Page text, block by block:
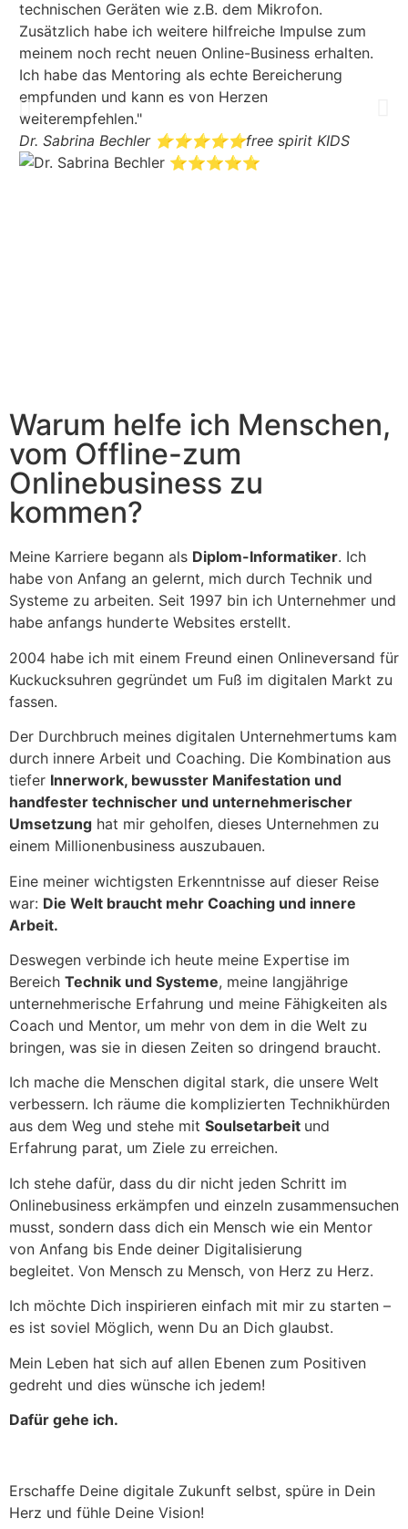
technischen Geräten wie z.B. dem Mikrofon.
Zusätzlich habe ich weitere hilfreiche Impulse zum
meinem noch recht neuen Online-Business erhalten.
Ich habe das Mentoring als echte Bereicherung
empfunden und kann es von Herzen
weiterempfehlen."
Dr. Sabrina Bechler ⭐️⭐️⭐️⭐️⭐️free spirit KIDS
Warum helfe ich Menschen,
vom Offline-zum
Onlinebusiness zu
kommen?
Meine Karriere begann als Diplom-Informatiker. Ich
habe von Anfang an gelernt, mich durch Technik und
Systeme zu arbeiten. Seit 1997 bin ich Unternehmer und
habe anfangs hunderte Websites erstellt.
2004 habe ich mit einem Freund einen Onlineversand für
Kuckucksuhren gegründet um Fuß im digitalen Markt zu
fassen.
Der Durchbruch meines digitalen Unternehmertums kam
durch innere Arbeit und Coaching. Die Kombination aus
tiefer Innerwork, bewusster Manifestation und
handfester technischer und unternehmerischer
Umsetzung hat mir geholfen, dieses Unternehmen zu
einem Millionenbusiness auszubauen.
Eine meiner wichtigsten Erkenntnisse auf dieser Reise
war: Die Welt braucht mehr Coaching und innere
Arbeit.
Deswegen verbinde ich heute meine Expertise im
Bereich Technik und Systeme, meine langjährige
unternehmerische Erfahrung und meine Fähigkeiten als
Coach und Mentor, um mehr von dem in die Welt zu
bringen, was sie in diesen Zeiten so dringend braucht.
Ich mache die Menschen digital stark, die unsere Welt
verbessern. Ich räume die komplizierten Technikhürden
aus dem Weg und stehe mit Soulsetarbeit und
Erfahrung parat, um Ziele zu erreichen.
Ich stehe dafür, dass du dir nicht jeden Schritt im
Onlinebusiness erkämpfen und einzeln zusammensuchen
musst, sondern dass dich ein Mensch wie ein Mentor
von Anfang bis Ende deiner Digitalisierung
begleitet. Von Mensch zu Mensch, von Herz zu Herz.
Ich möchte Dich inspirieren einfach mit mir zu starten –
es ist soviel Möglich, wenn Du an Dich glaubst.
Mein Leben hat sich auf allen Ebenen zum Positiven
gedreht und dies wünsche ich jedem!
Dafür gehe ich.
Erschaffe Deine digitale Zukunft selbst, spüre in Dein
Herz und fühle Deine Vision!